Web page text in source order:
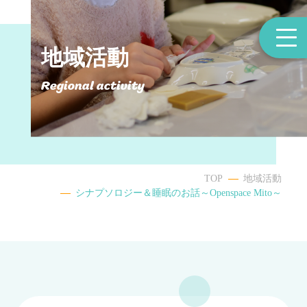
地域活動
Regional activity
TOP
地域活動
シナプソロジー＆睡眠のお話～Openspace Mito～